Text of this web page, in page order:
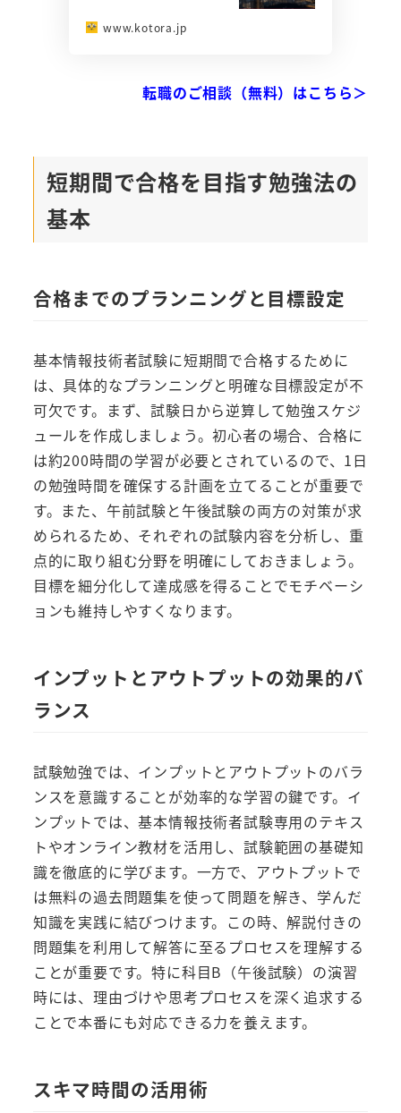
www.kotora.jp
転職のご相談（無料）はこちら＞
短期間で合格を目指す勉強法の
基本
合格までのプランニングと目標設定
基本情報技術者試験に短期間で合格するために
は、具体的なプランニングと明確な目標設定が不
可欠です。まず、試験日から逆算して勉強スケジ
ュールを作成しましょう。初心者の場合、合格に
は約200時間の学習が必要とされているので、1日
の勉強時間を確保する計画を立てることが重要で
す。また、午前試験と午後試験の両方の対策が求
められるため、それぞれの試験内容を分析し、重
点的に取り組む分野を明確にしておきましょう。
目標を細分化して達成感を得ることでモチベーシ
ョンも維持しやすくなります。
インプットとアウトプットの効果的バ
ランス
試験勉強では、インプットとアウトプットのバラ
ンスを意識することが効率的な学習の鍵です。イ
ンプットでは、基本情報技術者試験専用のテキス
トやオンライン教材を活用し、試験範囲の基礎知
識を徹底的に学びます。一方で、アウトプットで
は無料の過去問題集を使って問題を解き、学んだ
知識を実践に結びつけます。この時、解説付きの
問題集を利用して解答に至るプロセスを理解する
ことが重要です。特に科目B（午後試験）の演習
時には、理由づけや思考プロセスを深く追求する
ことで本番にも対応できる力を養えます。
スキマ時間の活用術